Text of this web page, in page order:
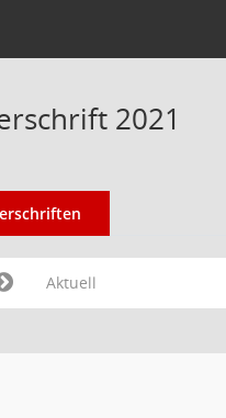
2021
Aktuell